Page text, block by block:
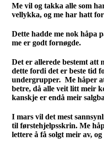
Me vil og takka alle som
vellykka, og me har hatt
Dette hadde me nok håpa
me er godt fornøgde.
Det er allerede bestemt att
dette fordi det er beste tid
undergrupper. Me håper
betre, då alle veit litt meir
kanskje er endå meir
I mars vil det mest
til førstehjelpsskrin. Me
lettere å få solgt meir av,